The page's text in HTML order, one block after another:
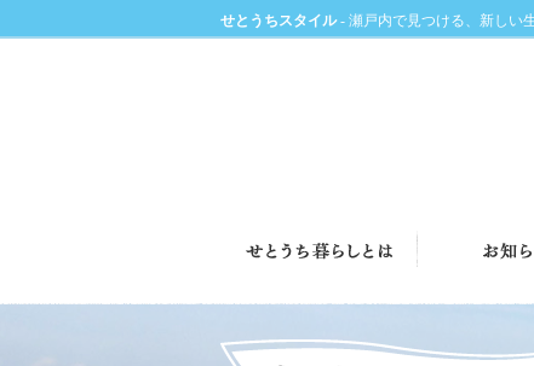
せとうちスタイル - 瀬戸内で見つける、新しい